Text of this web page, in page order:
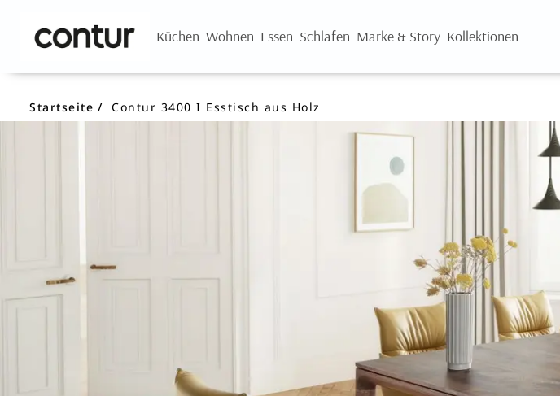
Küchen Wohnen Essen Schlafen Marke & Story Kollektionen
Startseite Contur 3400 I Esstisch aus Holz